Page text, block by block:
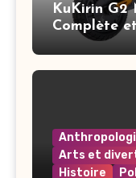
KuKirin G2
Complète
Arts et
Histoire